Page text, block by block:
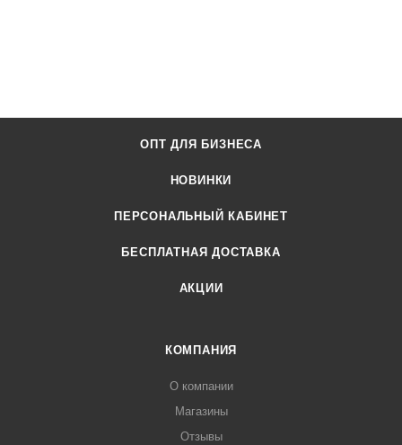
ОПТ ДЛЯ БИЗНЕСА
НОВИНКИ
ПЕРСОНАЛЬНЫЙ КАБИНЕТ
БЕСПЛАТНАЯ ДОСТАВКА
АКЦИИ
КОМПАНИЯ
О компании
Магазины
Отзывы